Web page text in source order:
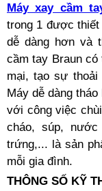
Máy xay cầm
trong 1 được
dễ dàng hơn và
cầm tay Braun
mại, tạo sự
Máy dễ dàng
với công việc
cháo, súp,
trứng,... là sản
mỗi gia đình.
THÔNG SỐ KỸ